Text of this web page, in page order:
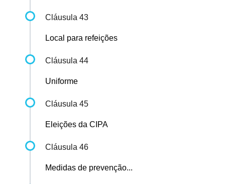
Cláusula 43
Local para refeições
Cláusula 44
Uniforme
Cláusula 45
Eleições da CIPA
Cláusula 46
Medidas de prevenção...